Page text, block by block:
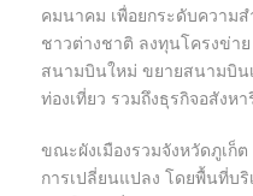
คมนาคม เพื่อยกระดับความ
ชาวต่างชาติ ลงทุนโครงข่า
สนามบินใหม่ ขยายสนามบิน
ท่องเที่ยว รวมถึงธุรกิจอสังห
ขณะผังเมืองรวมจังหวัดภูเก็
การเปลี่ยนแปลง โดยพื้นที่บ